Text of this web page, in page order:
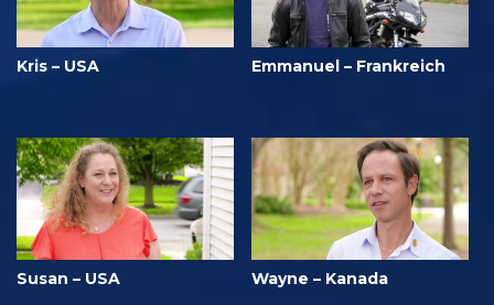
Kris – USA Emmanuel – Frankreich
Susan – USA Wayne – Kanada